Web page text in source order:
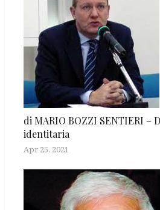
di MARIO BOZZI SENTIERI –
identitaria
Apr 25, 2021